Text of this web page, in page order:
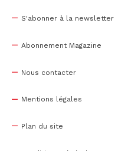
S'abonner à la newsletter
Abonnement Magazine
Nous contacter
Mentions légales
Plan du site